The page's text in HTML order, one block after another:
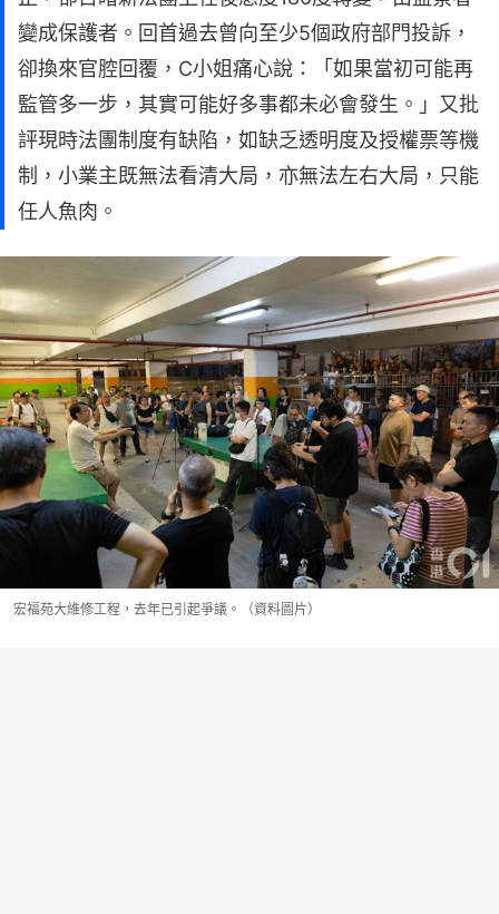
變成保護者。回首過去曾向至少5個政府部門投訴，
卻換來官腔回覆，C小姐痛心說：「如果當初可能再
監管多一步，其實可能好多事都未必會發生。」又批
評現時法團制度有缺陷，如缺乏透明度及授權票等機
制，小業主既無法看清大局，亦無法左右大局，只能
任人魚肉。
宏福苑大維修工程，去年已引起爭議。（資料圖片）